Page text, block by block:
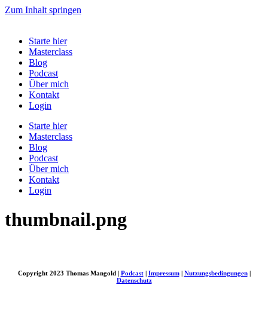
Zum Inhalt springen
Starte hier
Masterclass
Blog
Podcast
Über mich
Kontakt
Login
Starte hier
Masterclass
Blog
Podcast
Über mich
Kontakt
Login
thumbnail.png
Copyright 2023 Thomas Mangold | Podcast| Impressum| Nutzungsbedingungen|
Datenschutz